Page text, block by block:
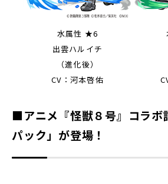
水属性 ★6
出雲ハルイチ
（進化後）
CV：河本啓佑
■アニメ『怪獣８号』コラボ
パック」が登場！